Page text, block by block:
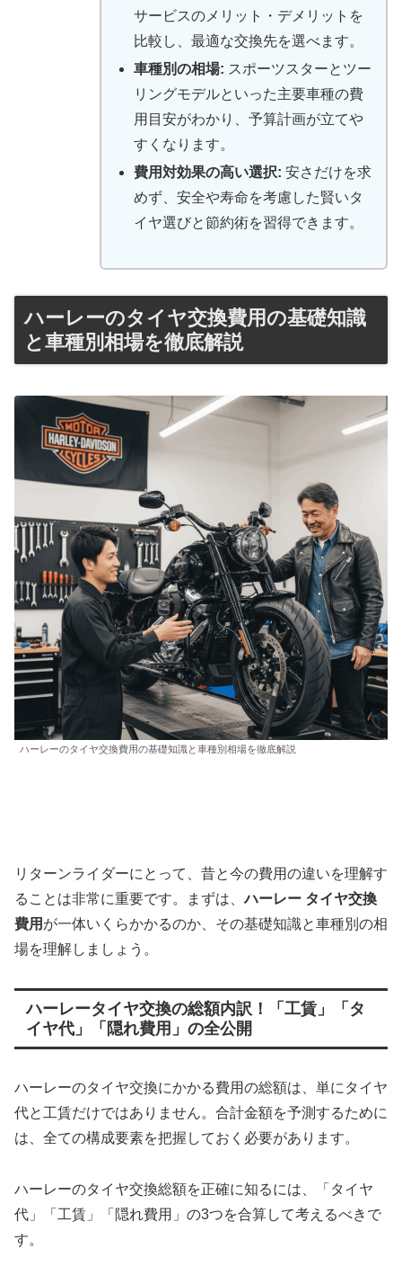
サービスのメリット・デメリットを
比較し、最適な交換先を選べます。
車種別の相場: スポーツスターとツー
リングモデルといった主要車種の費
用目安がわかり、予算計画が立てや
すくなります。
費用対効果の高い選択: 安さだけを求
めず、安全や寿命を考慮した賢いタ
イヤ選びと節約術を習得できます。
ハーレーのタイヤ交換費用の基礎知識
と車種別相場を徹底解説
ハーレーのタイヤ交換費用の基礎知識と車種別相場を徹底解説
リターンライダーにとって、昔と今の費用の違いを理解す
ることは非常に重要です。まずは、ハーレー タイヤ交換
費用 が一体いくらかかるのか、その基礎知識と車種別の相
場を理解しましょう。
ハーレータイヤ交換の総額内訳！「工賃」「タ
イヤ代」「隠れ費用」の全公開
ハーレーのタイヤ交換にかかる費用の総額は、単にタイヤ
代と工賃だけではありません。合計金額を予測するために
は、全ての構成要素を把握しておく必要があります。
ハーレーのタイヤ交換総額を正確に知るには、「タイヤ
代」「工賃」「隠れ費用」の3つを合算して考えるべきで
す。